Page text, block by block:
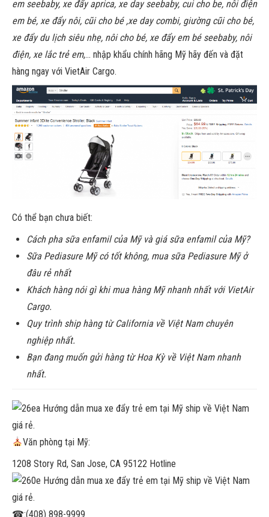
em seebaby, xe đẩy aprica, xe day seebaby, cui cho be, nôi điện
em bé, xe đẩy nôi, cũi cho bé ,xe day combi, giường cũi cho bé,
xe đẩy du lịch siêu nhẹ, nôi cho bé, xe đẩy em bé seebaby, nôi
điện, xe lắc trẻ em,… nhập khẩu chính hãng Mỹ hãy đến và đặt
hàng ngay với VietAir Cargo.
Có thể bạn chưa biết:
Cách pha sữa enfamil của Mỹ và giá sữa enfamil của Mỹ?
Sữa Pediasure Mỹ có tốt không, mua sữa Pediasure Mỹ ở
đâu rẻ nhất
Khách hàng nói gì khi mua hàng Mỹ nhanh nhất với VietAir
Cargo.
Quy trình ship hàng từ California về Việt Nam chuyên
nghiệp nhất.
Bạn đang muốn gửi hàng từ Hoa Kỳ về Việt Nam nhanh
nhất.
Văn phòng tại Mỹ:
1208 Story Rd, San Jose, CA 95122 Hotline
☎:(408) 898-9999